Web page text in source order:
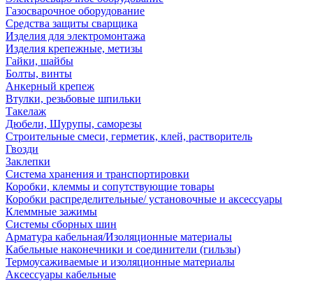
Газосварочное оборудование
Средства защиты сварщика
Изделия для электромонтажа
Изделия крепежные, метизы
Гайки, шайбы
Болты, винты
Анкерный крепеж
Втулки, резьбовые шпильки
Такелаж
Дюбели, Шурупы, саморезы
Строительные смеси, герметик, клей, растворитель
Гвозди
Заклепки
Система хранения и транспортировки
Коробки, клеммы и сопутствующие товары
Коробки распределительные/ установочные и аксессуары
Клеммные зажимы
Системы сборных шин
Арматура кабельная/Изоляционные материалы
Кабельные наконечники и соединители (гильзы)
Термоусаживаемые и изоляционные материалы
Аксессуары кабельные